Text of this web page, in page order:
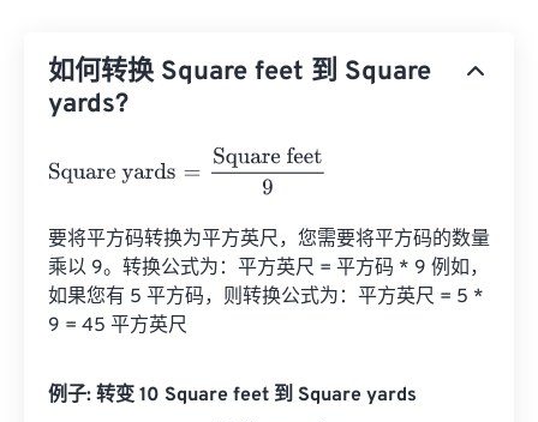
如何转换 Square feet 到 Square
yards?
Square yards = Square feet9
要将平方码转换为平方英尺，您需要将平方码的数量
乘以 9。转换公式为：平方英尺 = 平方码 * 9 例如，
如果您有 5 平方码，则转换公式为：平方英尺 = 5 *
9 = 45 平方英尺
例子: 转变 10 Square feet 到 Square yards